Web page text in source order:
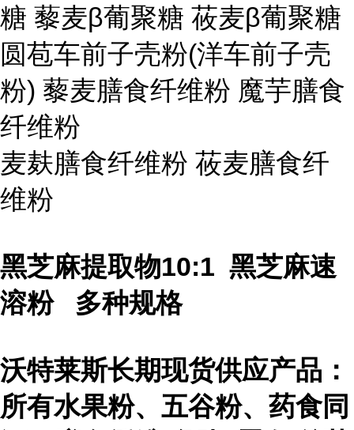
糖 藜麦β葡聚糖 莜麦β葡聚糖
圆苞车前子壳粉(洋车前子壳
粉) 藜麦膳食纤维粉 魔芋膳食
纤维粉
麦麸膳食纤维粉 莜麦膳食纤
维粉
黑芝麻提取物10:1 黑芝麻速
溶粉 多种规格
沃特莱斯长期现货供应产品：
所有水果粉、五谷粉、药食同